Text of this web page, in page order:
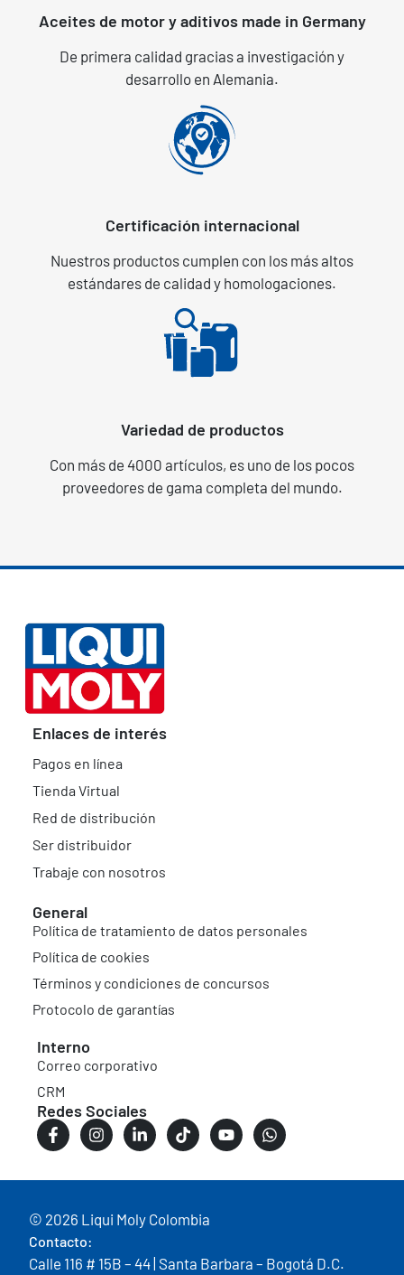
Aceites de motor y aditivos made in Germany
De primera calidad gracias a investigación y
desarrollo en Alemania.
Certificación internacional
Nuestros productos cumplen con los más altos
estándares de calidad y homologaciones.
Variedad de productos
Con más de 4000 artículos, es uno de los pocos
proveedores de gama completa del mundo.
Enlaces de interés
Pagos en línea
Tienda Virtual
Red de distribución
Ser distribuidor
Trabaje con nosotros
General
Política de tratamiento de datos personales
Política de cookies
Términos y condiciones de concursos
Protocolo de garantías
Interno
Correo corporativo
CRM
Redes Sociales
© 2026 Liqui Moly Colombia
Contacto:
Calle 116 # 15B – 44 | Santa Barbara – Bogotá D.C.